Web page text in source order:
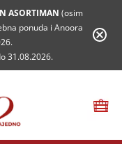
ASORTIMAN (osim
ponuda i Anoora
31.08.2026.